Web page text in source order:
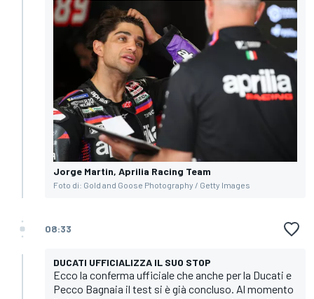
Jorge Martin, Aprilia Racing Team
Foto di: Gold and Goose Photography / Getty Images
08:33
DUCATI UFFICIALIZZA IL SUO STOP
Ecco la conferma ufficiale che anche per la Ducati e
Pecco Bagnaia il test si è già concluso. Al momento